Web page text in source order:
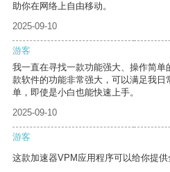
助你在网络上自由移动。
2025-09-10
游客
我一直在寻找一款功能强大、操作简
款软件的功能非常强大，可以满足我
单，即使是小白也能快速上手。
2025-09-10
游客
这款加速器VPM应用程序可以给你提供